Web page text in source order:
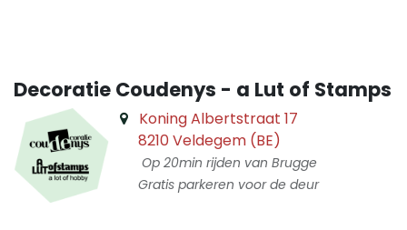
Decoratie Coudenys - a Lut of Stamps
Koning Albertstraat 17
8210 Veldegem (BE)
Op 20min rijden van Brugge
Gratis parkeren voor de deur